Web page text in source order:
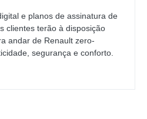
e planos de assinatura de
clientes terão à disposição
andar de Renault zero-
segurança e conforto.